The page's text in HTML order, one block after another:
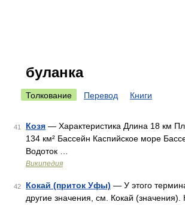
буланка
Толкование Перевод Книги
41 Козя — Характеристика Длина 18 км
134 км² Бассейн Каспийское море
Водоток …
Википедия
42 Кокай (приток Уфы) — У этого
другие значения, см. Кокай (значения).